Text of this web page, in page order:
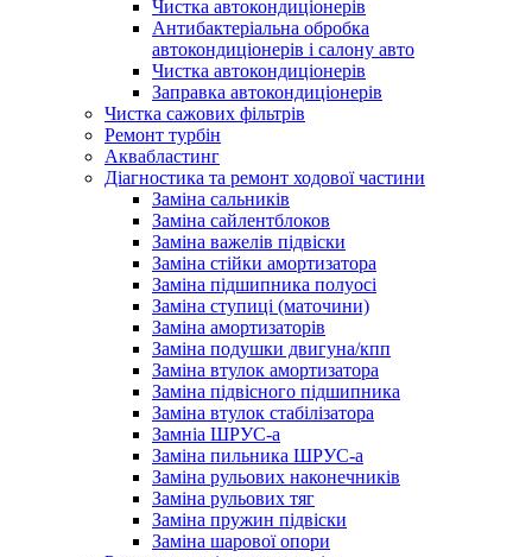
Чистка автокондиціонерів
Антибактеріальна обробка
автокондиціонерів і салону авто
Чистка автокондиціонерів
Заправка автокондиціонерів
Чистка сажових фільтрів
Ремонт турбін
Аквабластинг
Діагностика та ремонт ходової частини
Заміна сальників
Заміна сайлентблоков
Заміна важелів підвіски
Заміна стійки амортизатора
Заміна підшипника полуосі
Заміна ступиці (маточини)
Заміна амортизаторів
Заміна подушки двигуна/кпп
Заміна втулок амортизатора
Заміна підвісного підшипника
Заміна втулок стабілізатора
Замніа ШРУС-а
Заміна пильника ШРУС-а
Заміна рульових наконечників
Заміна рульових тяг
Заміна пружин підвіски
Заміна шарової опори